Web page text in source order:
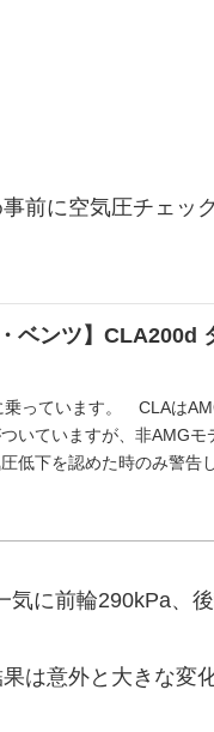
前に空気圧チェッ
ベンツ】CLA200d
っています。 CLAは
いていますが、非AMG
低下を認めた時のみ警告
に前輪290kPa、後
は意外と大きな変